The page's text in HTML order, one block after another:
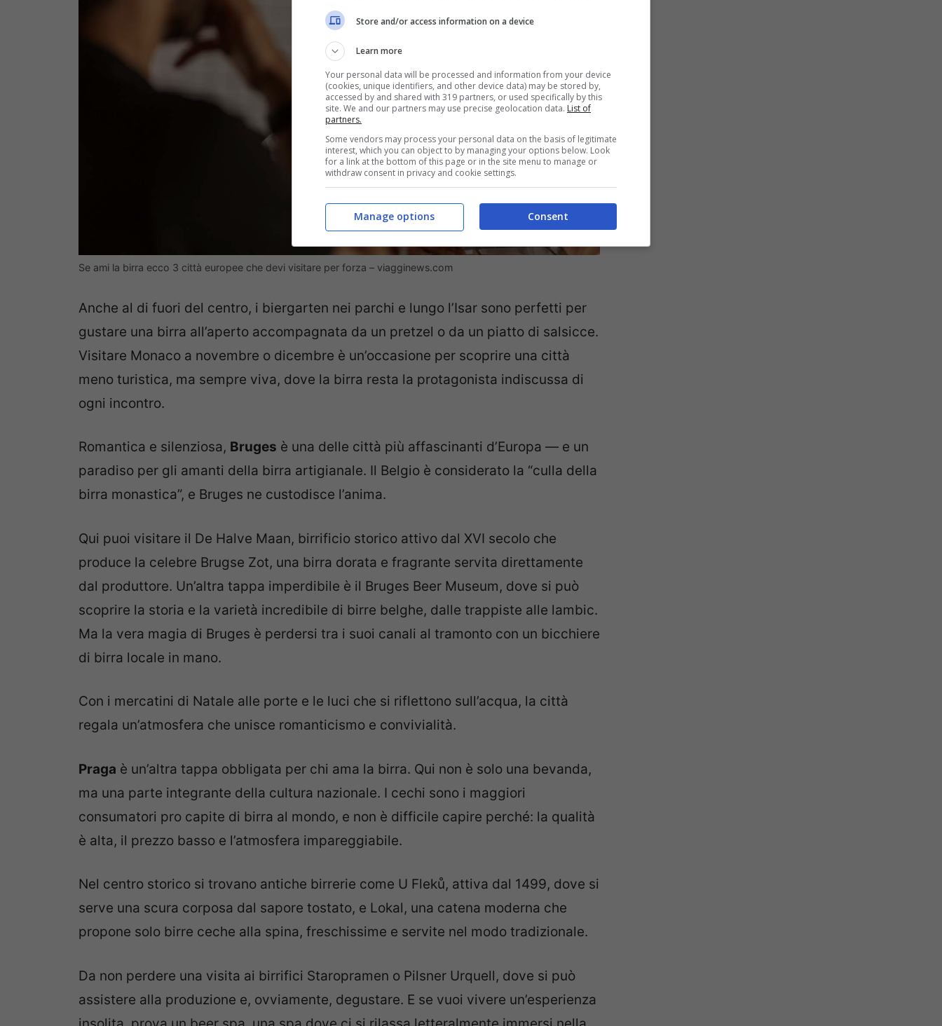
Se ami la birra ecco 3 città europee che devi visitare per forza – viagginews.com
Anche al di fuori del centro, i biergarten nei parchi e lungo l’Isar sono perfetti per
gustare una birra all’aperto accompagnata da un pretzel o da un piatto di salsicce.
Visitare Monaco a novembre o dicembre è un’occasione per scoprire una città
meno turistica, ma sempre viva, dove la birra resta la protagonista indiscussa di
ogni incontro.
Romantica e silenziosa, Bruges è una delle città più affascinanti d’Europa — e un
paradiso per gli amanti della birra artigianale. Il Belgio è considerato la “culla della
birra monastica”, e Bruges ne custodisce l’anima.
Qui puoi visitare il De Halve Maan, birrificio storico attivo dal XVI secolo che
produce la celebre Brugse Zot, una birra dorata e fragrante servita direttamente
dal produttore. Un’altra tappa imperdibile è il Bruges Beer Museum, dove si può
scoprire la storia e la varietà incredibile di birre belghe, dalle trappiste alle lambic.
Ma la vera magia di Bruges è perdersi tra i suoi canali al tramonto con un bicchiere
di birra locale in mano.
Con i mercatini di Natale alle porte e le luci che si riflettono sull’acqua, la città
regala un’atmosfera che unisce romanticismo e convivialità.
Praga è un’altra tappa obbligata per chi ama la birra. Qui non è solo una bevanda,
ma una parte integrante della cultura nazionale. I cechi sono i maggiori
consumatori pro capite di birra al mondo, e non è difficile capire perché: la qualità
è alta, il prezzo basso e l’atmosfera impareggiabile.
Nel centro storico si trovano antiche birrerie come U Fleků, attiva dal 1499, dove si
serve una scura corposa dal sapore tostato, e Lokal, una catena moderna che
propone solo birre ceche alla spina, freschissime e servite nel modo tradizionale.
Da non perdere una visita ai birrifici Staropramen o Pilsner Urquell, dove si può
assistere alla produzione e, ovviamente, degustare. E se vuoi vivere un’esperienza
Store and/or access information on a device
Learn more
Your personal data will be processed and information from your device
(cookies, unique identifiers, and other device data) may be stored by,
accessed by and shared with 319 partners, or used specifically by this
site. We and our partners may use precise geolocation data. List of
partners.
Some vendors may process your personal data on the basis of legitimate
interest, which you can object to by managing your options below. Look
for a link at the bottom of this page or in the site menu to manage or
withdraw consent in privacy and cookie settings.
Consent
Manage options